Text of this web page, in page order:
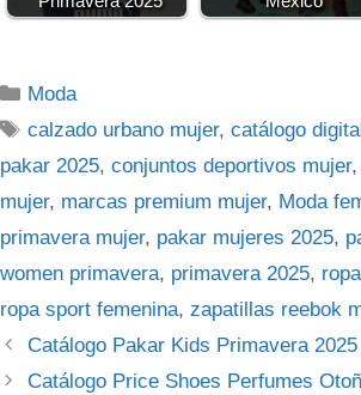
Categorías
Moda
Etiquetas
calzado urbano mujer,catálogo
pakar 2025, conjuntos deportivos mujer,
mujer, marcas premium mujer, Moda
primavera mujer, pakar mujeres 2025,
women primavera, primavera 2025,
ropa sport femenina, zapatillas reebok
Catálogo Pakar Kids Primavera 2025
Catálogo Price Shoes Perfumes